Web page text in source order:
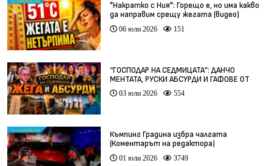
"Накратко с Ния": Горещо е, но има какво
да направим срещу жегата (видео)
06 юли 2026 151
“ГОСПОДАР НА СЕДМИЦАТА”: ДАНЧО
МЕНТАТА, РУСКИ АБСУРДИ И ГАФОВЕ ОТ
ЦЯЛ СВЯТ
03 юли 2026 554
Къмпинг Градина избра чалгата
(Коментарът на редактора)
01 юли 2026 3749